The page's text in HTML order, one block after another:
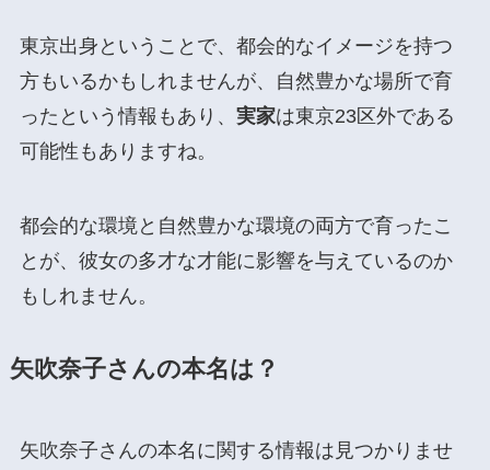
東京出身ということで、都会的なイメージを持つ
方もいるかもしれませんが、自然豊かな場所で育
ったという情報もあり、 実家は東京23区外である
可能性もありますね。
都会的な環境と自然豊かな環境の両方で育ったこ
とが、彼女の多才な才能に影響を与えているのか
もしれません。
矢吹奈子さんの本名は？
矢吹奈子さんの本名に関する情報は見つかりませ